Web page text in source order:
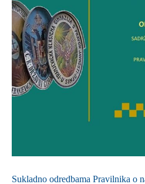
Sukladno odredbama Pravilnika o